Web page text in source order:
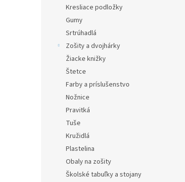
Kresliace podložky
Gumy
Srtrúhadlá
Zošity a dvojhárky
Žiacke knižky
Štetce
Farby a príslušenstvo
Nožnice
Pravitká
Tuše
Kružidlá
Plastelina
Obaly na zošity
Školské tabuľky a stojany